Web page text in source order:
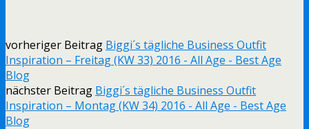
vorheriger Beitrag Biggi´s tägliche Business Outfit
Inspiration – Freitag (KW 33) 2016 - All Age - Best Age
Blog
nächster Beitrag Biggi´s tägliche Business Outfit
Inspiration – Montag (KW 34) 2016 - All Age - Best Age
Blog